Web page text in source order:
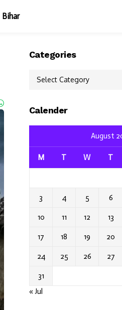
Bihar
Categories
Categories
Calender
August
M T W T
3 4 5 6
10 11 12 13
17 18 19 20
24 25 26 27
31
« Jul